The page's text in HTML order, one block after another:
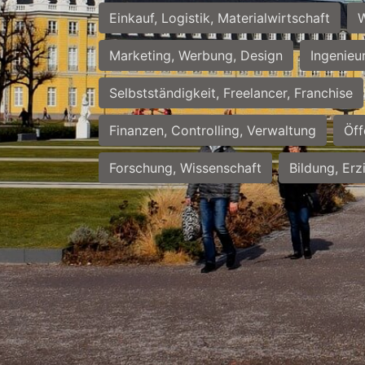
Einkauf, Logistik, Materialwirtschaft
Marketing, Werbung, Design
Selbstständigkeit, Freelancer, Franchise
Finanzen, Controlling, Verwaltung
Forschung, Wissenschaft Bildung,